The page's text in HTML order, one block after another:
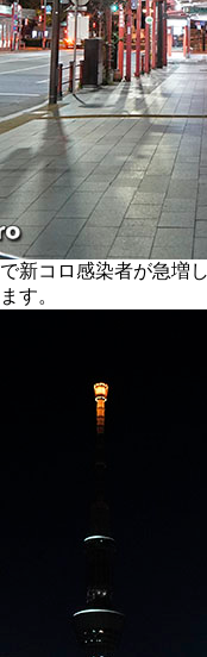
新コロ感染者が急増
す。